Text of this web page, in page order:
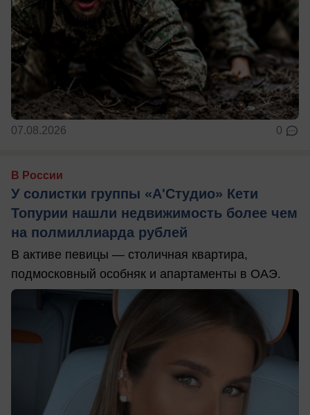
07.08.2026 0
В России
У солистки группы «А'Студио» Кети
Топурии нашли недвижимость более чем
на полмиллиарда рублей
В активе певицы — столичная квартира,
подмосковный особняк и апартаменты в ОАЭ.